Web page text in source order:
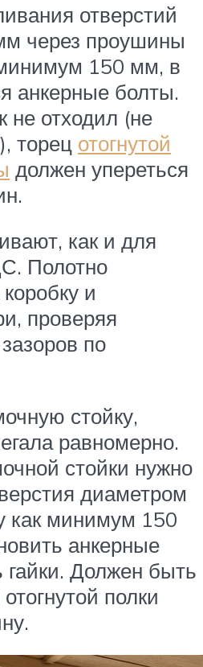
отверстий
через проушины
150 мм, в
анкерные болты.
не отходил (не
торец отогнутой
должен упереться
как и для
Полотно
и
проверяя
по
стойку,
равномерно.
стойки нужно
диаметром
как минимум 150
анкерные
гайки. Должен быть
полки